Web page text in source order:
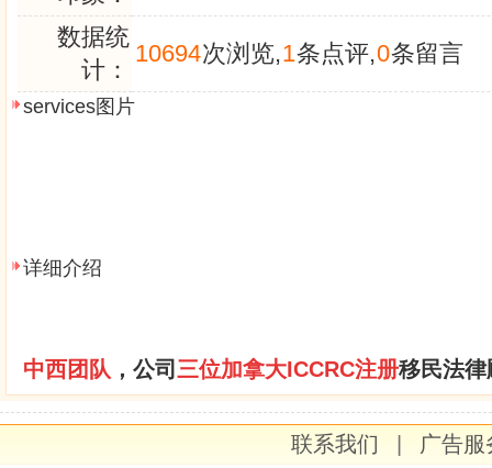
数据统
计：
10694次浏览,1条点评,0条留言
services图片
详细介绍
中西团队 ，公司 三位加拿大ICCRC注册移民法
联系我们
广告服